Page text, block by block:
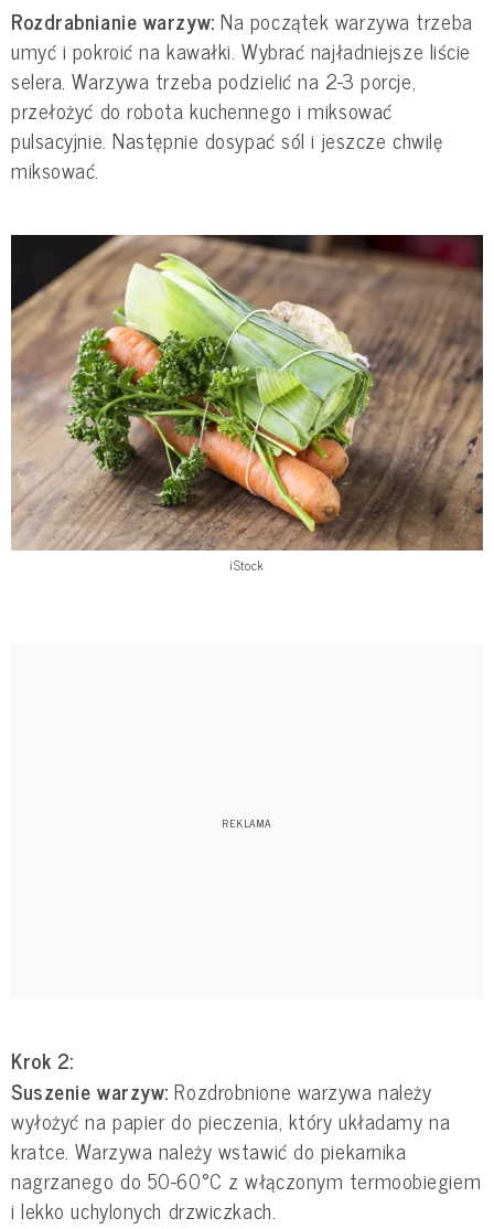
Rozdrabnianie warzyw: Na początek warzywa trzeba
umyć i pokroić na kawałki. Wybrać najładniejsze liście
selera. Warzywa trzeba podzielić na 2-3 porcje,
przełożyć do robota kuchennego i miksować
pulsacyjnie. Następnie dosypać sól i jeszcze chwilę
miksować.
iStock
Krok 2:
Suszenie warzyw: Rozdrobnione warzywa należy
wyłożyć na papier do pieczenia, który układamy na
kratce. Warzywa należy wstawić do piekarnika
nagrzanego do 50-60°C z włączonym termoobiegiem
i lekko uchylonych drzwiczkach.